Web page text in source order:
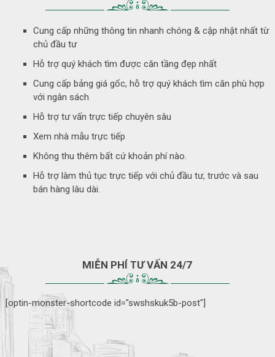
Cung cấp những thông tin nhanh chóng & cập nhật nhất từ
chủ đầu tư
Hỗ trợ quý khách tìm được căn tầng đẹp nhất
Cung cấp bảng giá gốc, hỗ trợ quý khách tìm căn phù hợp
với ngân sách
Hỗ trợ tư vấn trực tiếp chuyên sâu
Xem nhà mẫu trực tiếp
Không thu thêm bất cứ khoản phí nào.
Hỗ trợ làm thủ tục trực tiếp với chủ đầu tư, trước và sau
bán hàng lâu dài.
MIỄN PHÍ TƯ VẤN 24/7
[optin-monster-shortcode id="swshskuk5b-post"]